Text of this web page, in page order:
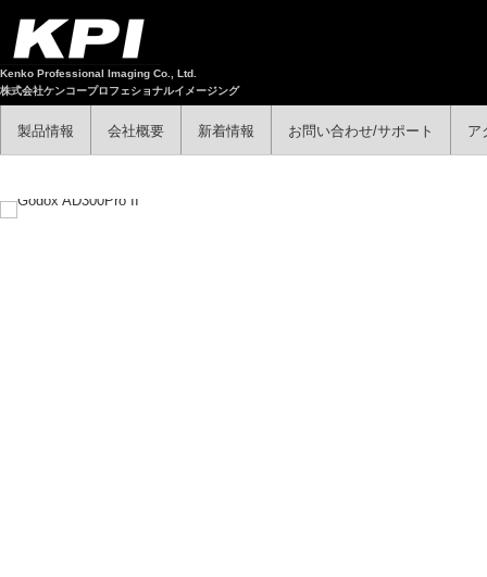
Kenko Professional Imaging Co., Ltd.
株式会社ケンコープロフェショナルイメージング
製品情報 会社概要 新着情報 お問い合わせ/サポート ア